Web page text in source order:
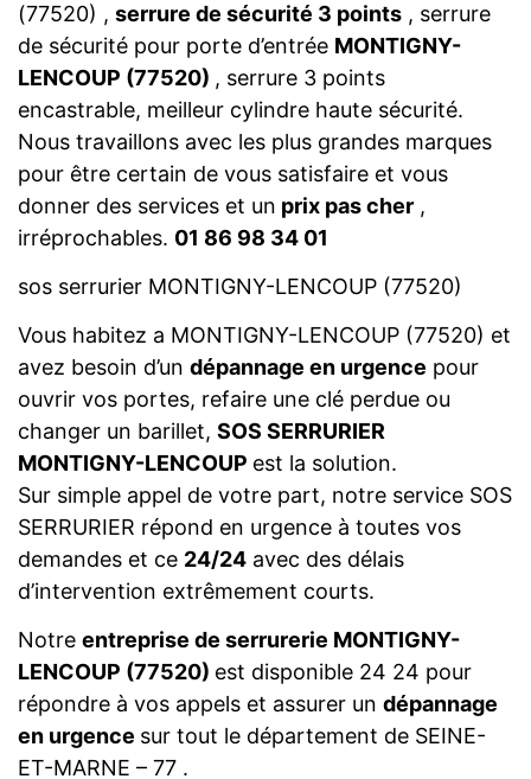
(77520) , serrure de sécurité 3 points , serrure
de sécurité pour porte d’entrée MONTIGNY-
LENCOUP (77520) , serrure 3 points
encastrable, meilleur cylindre haute sécurité.
Nous travaillons avec les plus grandes marques
pour être certain de vous satisfaire et vous
donner des services et un prix pas cher ,
irréprochables. 01 86 98 34 01
sos serrurier MONTIGNY-LENCOUP (77520)
Vous habitez a MONTIGNY-LENCOUP (77520) et
avez besoin d’un dépannage en urgence pour
ouvrir vos portes, refaire une clé perdue ou
changer un barillet, SOS SERRURIER
MONTIGNY-LENCOUP est la solution.
Sur simple appel de votre part, notre service SOS
SERRURIER répond en urgence à toutes vos
demandes et ce 24/24 avec des délais
d’intervention extrêmement courts.
Notre entreprise de serrurerie MONTIGNY-
LENCOUP (77520) est disponible 24 24 pour
répondre à vos appels et assurer un dépannage
en urgence sur tout le département de SEINE-
ET-MARNE – 77 .